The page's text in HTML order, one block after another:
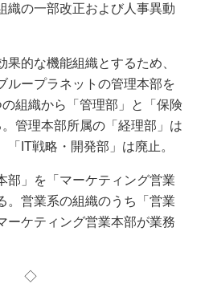
織の一部改正および人事異動
的な機能組織とするため、
ループラネットの管理本部を
組織から「管理部」と「保険
管理本部所属の「経理部」は
IT戦略・開発部」は廃止。
」を「マーケティング営業
。営業系の組織のうち「営業
ーケティング営業本部が業務
◇